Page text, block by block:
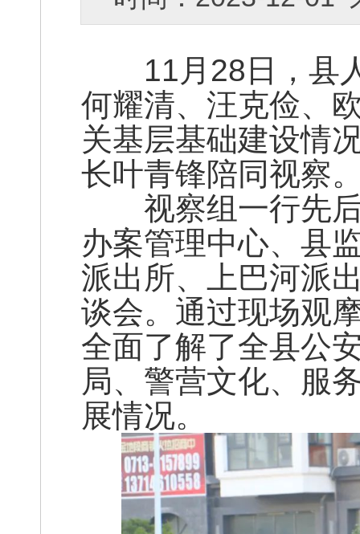
11月28日，县人
何耀清、汪克俭、
关基层基础建设情
长叶青锋陪同视察
视察组一行先后
办案管理中心、县
派出所、上巴河派
谈会。通过现场观
全面了解了全县公
局、警营文化、服
展情况。